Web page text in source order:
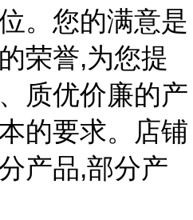
。您的满意是
荣誉,为您提
质优价廉的产
的要求。店铺
产品,部分产